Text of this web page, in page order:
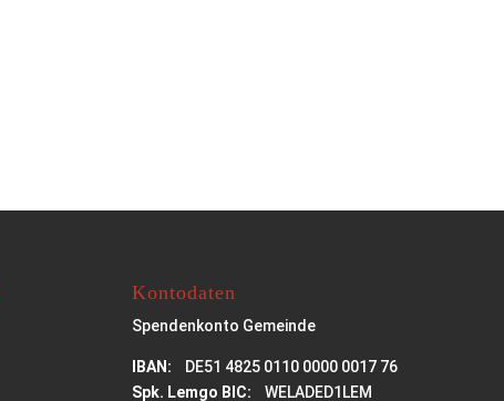
Kontodaten
Spendenkonto Gemeinde
IBAN: DE51 4825 0110 0000 0017 76
Spk. Lemgo BIC: WELADED1LEM